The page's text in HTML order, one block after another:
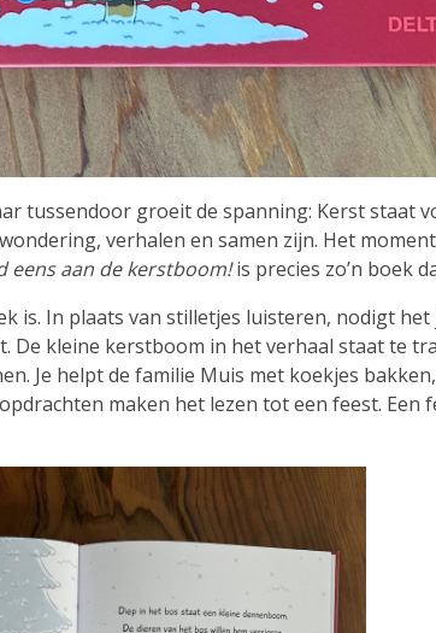
tussendoor groeit de spanning: Kerst staat
verhalen en samen zijn. Het
eens aan de kerstboom!is precies zo’n boek
is. In plaats van stilletjes luisteren, nodigt
De kleine kerstboom in het verhaal staat te
Je helpt de familie Muis met koekjes
maken het lezen tot een feest. Een